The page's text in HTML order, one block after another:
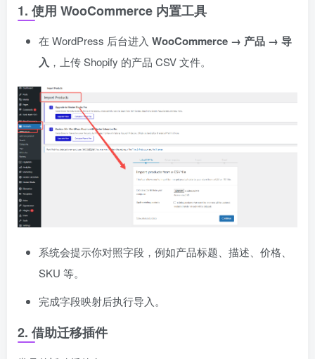
1. 使用 WooCommerce 内置工具
在 WordPress 后台进入 WooCommerce → 产品 → 导
入 ，上传 Shopify 的产品 CSV 文件。
系统会提示你对照字段，例如产品标题、描述、价格、
SKU 等。
完成字段映射后执行导入。
2. 借助迁移插件